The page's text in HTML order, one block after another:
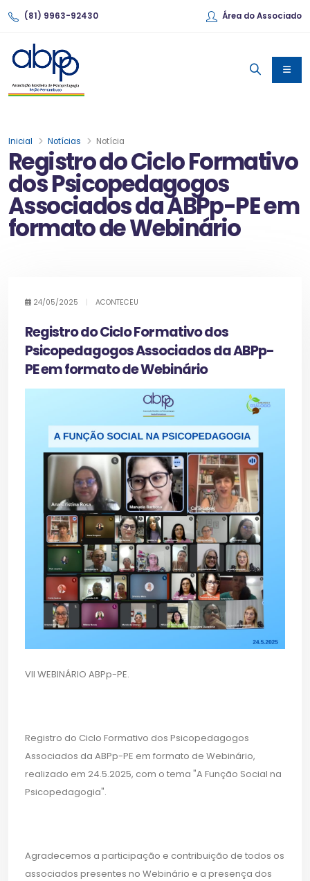
(81) 9963-92430 Área do Associado
Registro do Ciclo Formativo
dos Psicopedagogos
Associados da ABPp-PE em
formato de Webinário
Inicial Notícias Notícia
24/05/2025 ACONTECEU
Registro do Ciclo Formativo dos
Psicopedagogos Associados da ABPp-
PE em formato de Webinário
VII WEBINÁRIO ABPp-PE.
Registro do Ciclo Formativo dos Psicopedagogos
Associados da ABPp-PE em formato de Webinário,
realizado em 24.5.2025, com o tema "A Função Social na
Psicopedagogia".
Agradecemos a participação e contribuição de todos os
associados presentes no Webinário e a presença dos